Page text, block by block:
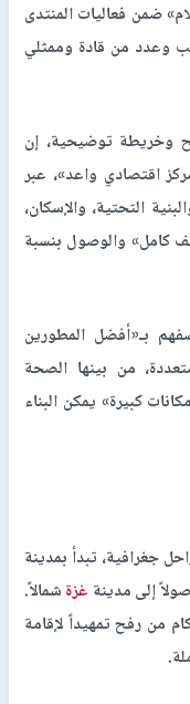
ضمن فعاليات المنتدى
وعدد من قادة وممثلي
وخريطة توضيحية، إن
اقتصادي واعد»، عبر
التحتية، والإسكان،
كامل» والوصول بنسبة
بـ«أفضل المطورين
من بينها الصحة
كبيرة» يمكن البناء
جغرافية، تبدأ بمدينة
إلى مدينة غزةشمالاً.
من رفح تمهيداً لإقامة